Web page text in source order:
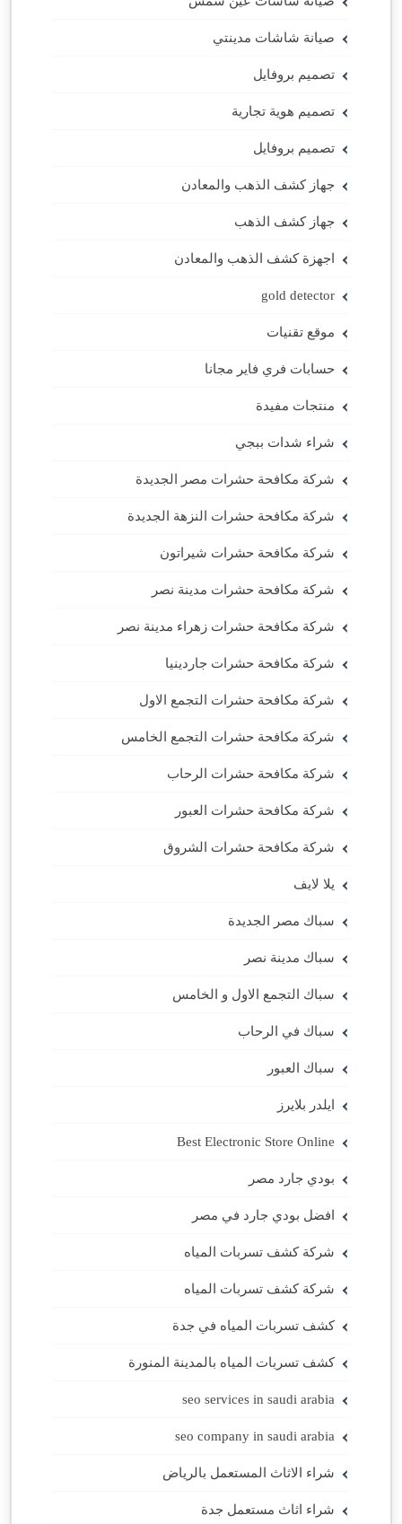
صيانة شاشات مدينتي
تصميم بروفايل
تصميم هوية تجارية
تصميم بروفايل
جهاز كشف الذهب والمعادن
جهاز كشف الذهب
اجهزة كشف الذهب والمعادن
gold detector
موقع تقنيات
حسابات فري فاير مجانا
منتجات مفيدة
شراء شدات ببجي
شركة مكافحة حشرات مصر الجديدة
شركة مكافحة حشرات النزهة الجديدة
شركة مكافحة حشرات شيراتون
شركة مكافحة حشرات مدينة نصر
شركة مكافحة حشرات زهراء مدينة نصر
شركة مكافحة حشرات جاردينيا
شركة مكافحة حشرات التجمع الاول
شركة مكافحة حشرات التجمع الخامس
شركة مكافحة حشرات الرحاب
شركة مكافحة حشرات العبور
شركة مكافحة حشرات الشروق
يلا لايف
سباك مصر الجديدة
سباك مدينة نصر
سباك التجمع الاول و الخامس
سباك في الرحاب
سباك العبور
ايلدر بلايرز
Best Electronic Store Online
بودي جارد مصر
افضل بودي جارد في مصر
شركة كشف تسربات المياه
شركة كشف تسربات المياه
كشف تسربات المياه في جدة
كشف تسربات المياه بالمدينة المنورة
seo services in saudi arabia
seo company in saudi arabia
شراء الاثاث المستعمل بالرياض
شراء اثاث مستعمل جدة